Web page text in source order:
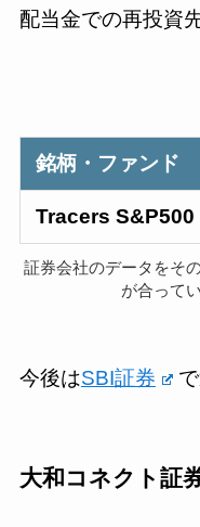
配当金での再投資
銘柄・ファンド
Tracers S&P500
証券会社のデータをそ
が合って
今後はSBI証券
大和コネクト証